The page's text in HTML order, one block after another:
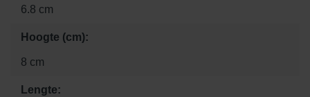
6.8 cm
Hoogte (cm):
8 cm
Lengte: